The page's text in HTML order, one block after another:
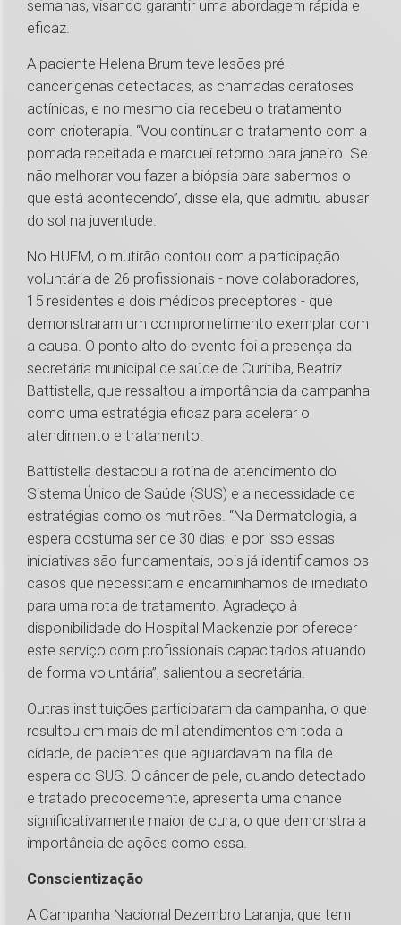
semanas, visando garantir uma abordagem rápida e
eficaz.
A paciente Helena Brum teve lesões pré-
cancerígenas detectadas, as chamadas ceratoses
actínicas, e no mesmo dia recebeu o tratamento
com crioterapia. “Vou continuar o tratamento com a
pomada receitada e marquei retorno para janeiro. Se
não melhorar vou fazer a biópsia para sabermos o
que está acontecendo”, disse ela, que admitiu abusar
do sol na juventude.
No HUEM, o mutirão contou com a participação
voluntária de 26 profissionais - nove colaboradores,
15 residentes e dois médicos preceptores - que
demonstraram um comprometimento exemplar com
a causa. O ponto alto do evento foi a presença da
secretária municipal de saúde de Curitiba, Beatriz
Battistella, que ressaltou a importância da campanha
como uma estratégia eficaz para acelerar o
atendimento e tratamento.
Battistella destacou a rotina de atendimento do
Sistema Único de Saúde (SUS) e a necessidade de
estratégias como os mutirões. “Na Dermatologia, a
espera costuma ser de 30 dias, e por isso essas
iniciativas são fundamentais, pois já identificamos os
casos que necessitam e encaminhamos de imediato
para uma rota de tratamento. Agradeço à
disponibilidade do Hospital Mackenzie por oferecer
este serviço com profissionais capacitados atuando
de forma voluntária”, salientou a secretária.
Outras instituições participaram da campanha, o que
resultou em mais de mil atendimentos em toda a
cidade, de pacientes que aguardavam na fila de
espera do SUS. O câncer de pele, quando detectado
e tratado precocemente, apresenta uma chance
significativamente maior de cura, o que demonstra a
importância de ações como essa.
Conscientização
A Campanha Nacional Dezembro Laranja, que tem